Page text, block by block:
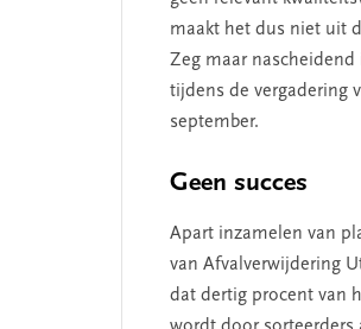
maakt het dus niet uit
Zeg maar nascheidend
tijdens de vergadering
september.
Geen succes
Apart inzamelen van
van Afvalverwijdering
dat dertig procent van
missie van Segment